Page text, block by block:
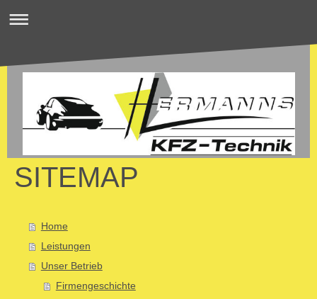
SITEMAP
Home
Leistungen
Unser Betrieb
Firmengeschichte